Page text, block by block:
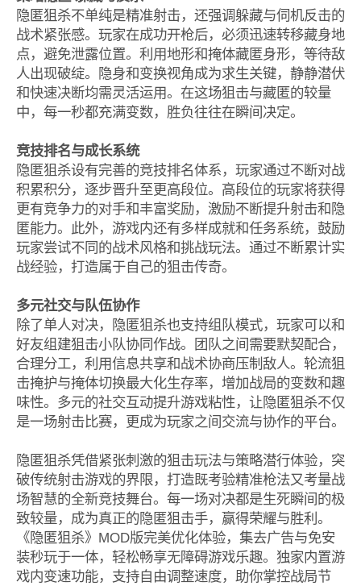
隐匿狙杀不单纯是精准射击，还强调躲藏与伺机反击的
战术紧张感。玩家在成功开枪后，必须迅速转移藏身地
点，避免泄露位置。利用地形和掩体藏匿身形，等待敌
人出现破绽。隐身和变换视角成为求生关键，静静潜伏
和快速决断均需灵活运用。在这场狙击与藏匿的较量
中，每一秒都充满变数，胜负往往在瞬间决定。
竞技排名与成长系统
隐匿狙杀设有完善的竞技排名体系，玩家通过不断对战
积累积分，逐步晋升至更高段位。高段位的玩家将获得
更有竞争力的对手和丰富奖励，激励不断提升射击和隐
匿能力。此外，游戏内还有多样成就和任务系统，鼓励
玩家尝试不同的战术风格和挑战玩法。通过不断累计实
战经验，打造属于自己的狙击传奇。
多元社交与队伍协作
除了单人对决，隐匿狙杀也支持组队模式，玩家可以和
好友组建狙击小队协同作战。团队之间需要默契配合，
合理分工，利用信息共享和战术协商压制敌人。轮流狙
击掩护与掩体切换最大化生存率，增加战局的变数和趣
味性。多元的社交互动提升游戏粘性，让隐匿狙杀不仅
是一场射击比赛，更成为玩家之间交流与协作的平台。
隐匿狙杀凭借紧张刺激的狙击玩法与策略潜行体验，突
破传统射击游戏的界限，打造既考验精准枪法又考量战
场智慧的全新竞技舞台。每一场对决都是生死瞬间的极
致较量，成为真正的隐匿狙击手，赢得荣耀与胜利。
《隐匿狙杀》MOD版完美优化体验，集去广告与免安
装秒玩于一体，轻松畅享无障碍游戏乐趣。独家内置游
戏内变速功能，支持自由调整速度，助你掌控战局节